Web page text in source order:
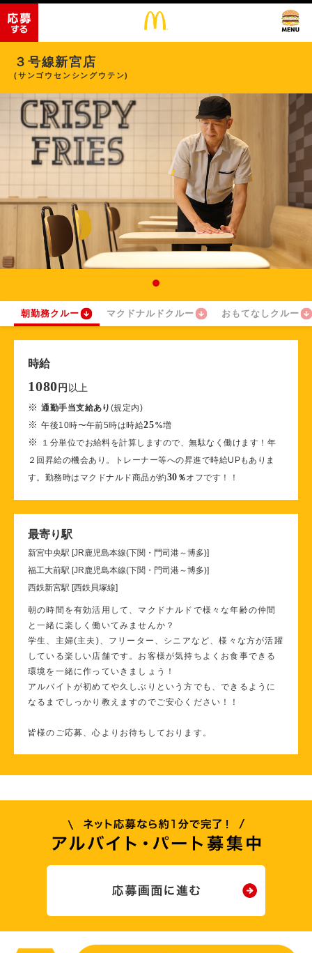
３号線新宮店
(サンゴウセンシングウテン)
朝勤務クルー マクドナルドクルー おもてなしクルー
時給
1080 円 以上
※通勤手当支給あり (規定内)
※午後10時〜午前5時は時給25%増
※
１分単位でお給料を計算しますので、無駄なく働けます！年
２回昇給の機会あり。トレーナー等への昇進で時給UPもありま
す。勤務時はマクドナルド商品が約30 ％オフです！！
最寄り駅
新宮中央駅 [JR鹿児島本線(下関・門司港～博多)]
福工大前駅 [JR鹿児島本線(下関・門司港～博多)]
西鉄新宮駅 [西鉄貝塚線]
朝の時間を有効活用して、マクドナルドで様々な年齢の仲間
と一緒に楽しく働いてみませんか？
学生、主婦(主夫)、フリーター、シニアなど、様々な方が活躍
している楽しい店舗です。お客様が気持ちよくお食事できる
環境を一緒に作っていきましょう！
アルバイトが初めてや久しぶりという方でも、できるように
なるまでしっかり教えますのでご安心ください！！
皆様のご応募、心よりお待ちしております。